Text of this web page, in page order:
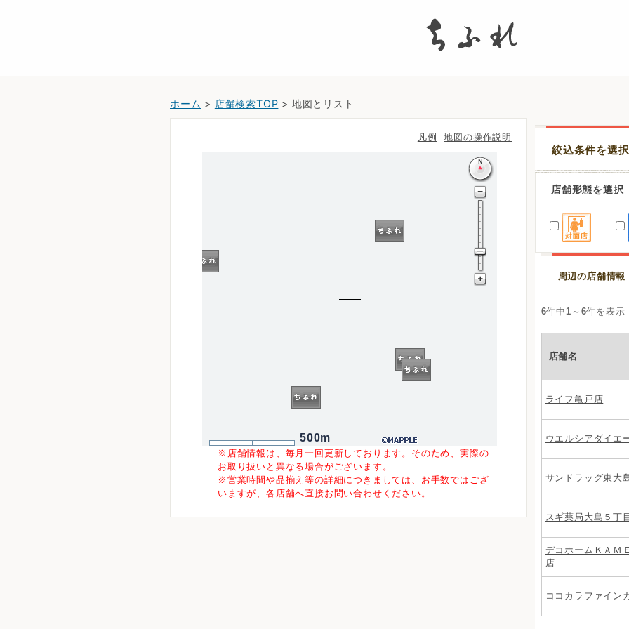
ホーム > 店舗検索TOP > 地図とリスト
凡例 地図の操作説明
500m
※店舗情報は、毎月一回更新しております。そのため、実際の
お取り扱いと異なる場合がございます。
※営業時間や品揃え等の詳細につきましては、お手数ではござ
いますが、各店舗へ直接お問い合わせください。
絞込条件を選
店舗形態を選択
周辺の店舗情報
6件中 1 ～ 6件を表示
店舗名
ライフ亀戸店
ウエルシアダイエ
サンドラッグ東大
スギ薬局大島５丁
デコホームＫＡ
店
ココカラファイン